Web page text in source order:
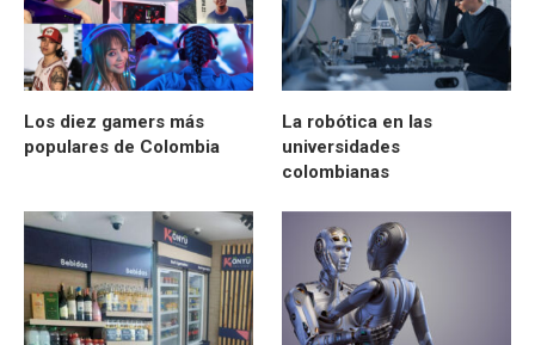
Los diez gamers más
populares de Colombia
La robótica en las
universidades
colombianas